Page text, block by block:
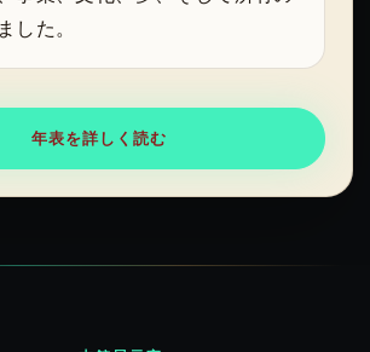
した。
年表を詳しく読む